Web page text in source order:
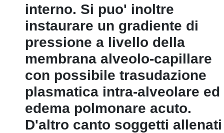
interno. Si puo' inoltre
instaurare un gradiente di
pressione a livello della
membrana alveolo-capillare
con possibile trasudazione
plasmatica intra-alveolare ed
edema polmonare acuto.
D'altro canto soggetti allenati